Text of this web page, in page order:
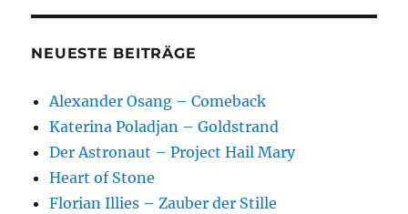
NEUESTE BEITRÄGE
Alexander Osang – Comeback
Katerina Poladjan – Goldstrand
Der Astronaut – Project Hail Mary
Heart of Stone
Florian Illies – Zauber der Stille